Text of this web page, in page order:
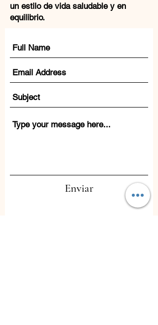
un estilo de vida saludable y en
equilibrio.
Enviar